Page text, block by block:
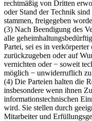
rechtmäßig von Dritten
oder Stand der Technik
stammen, freigegeben
(3) Nach Beendigung des
alle
Partei, sei es in
zurückzugeben oder auf
vernichten oder − soweit
möglich − unwiderruflich zu
(4) Die Parteien halten die
insbesondere wenn ihnen
informationstechnischen
wird. Sie stellen durch
Mitarbeiter und